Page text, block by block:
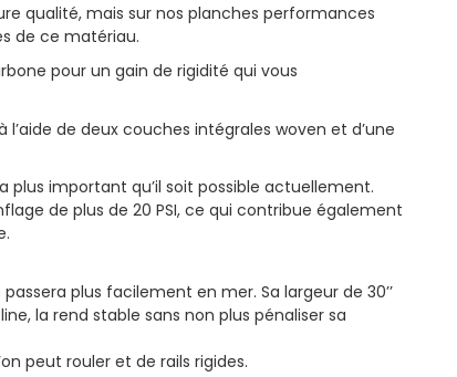
qualité, mais sur nos planches performances
de ce matériau.
pour un gain de rigidité qui vous
de deux couches intégrales woven et d’une
plus important qu’il soit possible actuellement.
de plus de 20 PSI, ce qui contribue également
plus facilement en mer. Sa largeur de 30’’
la rend stable sans non plus pénaliser sa
peut rouler et de rails rigides.